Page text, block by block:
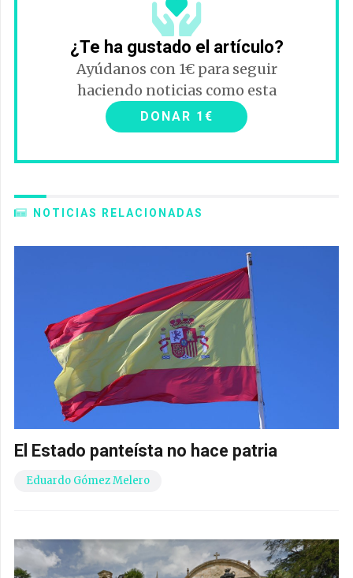
¿Te ha gustado el artículo?
Ayúdanos con 1€ para seguir
haciendo noticias como esta
DONAR 1€
NOTICIAS RELACIONADAS
El Estado panteísta no hace patria
Eduardo Gómez Melero